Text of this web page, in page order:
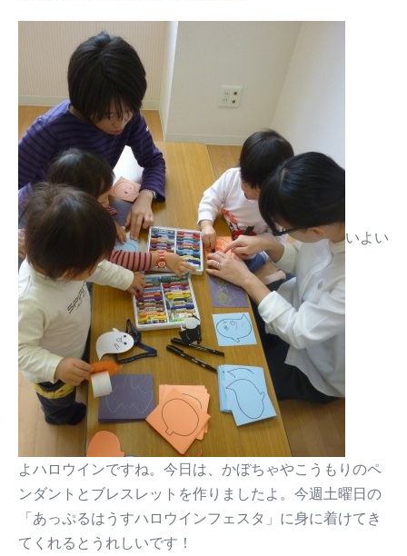
いよい
よハロウインですね。今日は、かぼちゃやこうもりのペ
ンダントとブレスレットを作りましたよ。今週土曜日の
「あっぷるはうすハロウインフェスタ」に身に着けてき
てくれるとうれしいです！